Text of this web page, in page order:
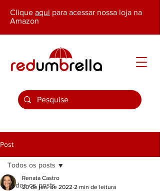
Clique aqui para acessar nossa loja na
Amazon
Post
Todos os posts
Todos os posts
Renata Castro
20 de jan. de 2022 2 min de leitura